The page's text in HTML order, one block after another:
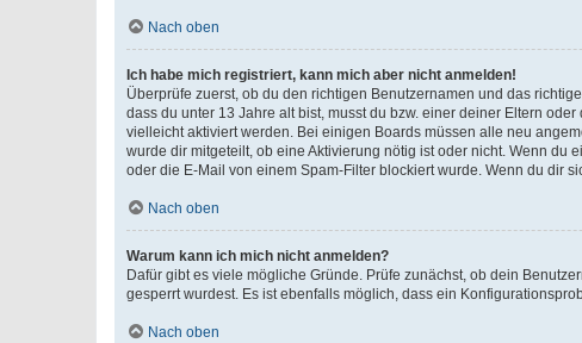
Nach oben
Ich habe mich registriert, kann mich aber nicht anmelden!
Überprüfe zuerst, ob du den richtigen Benutzernamen und das
dass du unter 13 Jahre alt bist, musst du bzw. einer deiner Eltern
vielleicht aktiviert werden. Bei einigen Boards müssen alle neu
wurde dir mitgeteilt, ob eine Aktivierung nötig ist oder nicht. Wenn
oder die E-Mail von einem Spam-Filter blockiert wurde. Wenn du dir
Nach oben
Warum kann ich mich nicht anmelden?
Dafür gibt es viele mögliche Gründe. Prüfe zunächst, ob dein
gesperrt wurdest. Es ist ebenfalls möglich, dass ein
Nach oben